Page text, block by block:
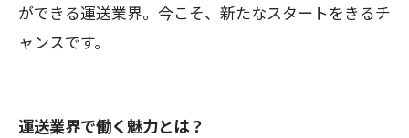
ができる運送業界。今こそ、新たなスタートをきるチ
ャンスです。
運送業界で働く魅力とは？